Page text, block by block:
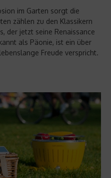
im Garten sorgt die
zählen zu den Klassikern
der jetzt seine Renaissance
als Päonie, ist ein über
Freude verspricht.